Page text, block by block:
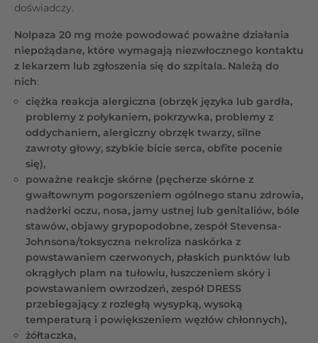
doświadczy.
Nolpaza 20 mg może powodować poważne działania
niepożądane, które wymagają niezwłocznego kontaktu
z lekarzem lub zgłoszenia się do szpitala. Należą do
nich:
ciężka reakcja alergiczna (obrzęk języka lub gardła,
problemy z połykaniem, pokrzywka, problemy z
oddychaniem, alergiczny obrzęk twarzy, silne
zawroty głowy, szybkie bicie serca, obfite pocenie
się),
poważne reakcje skórne (pęcherze skórne z
gwałtownym pogorszeniem ogólnego stanu zdrowia,
nadżerki oczu, nosa, jamy ustnej lub genitaliów, bóle
stawów, objawy grypopodobne, zespół Stevensa-
Johnsona/toksyczna nekroliza naskórka z
powstawaniem czerwonych, płaskich punktów lub
okrągłych plam na tułowiu, łuszczeniem skóry i
powstawaniem owrzodzeń, zespół DRESS
przebiegający z rozległą wysypką, wysoką
temperaturą i powiększeniem węzłów chłonnych),
żółtaczka,